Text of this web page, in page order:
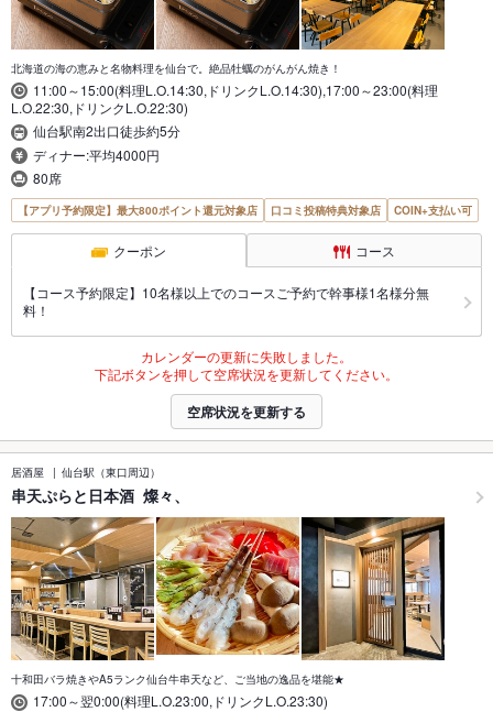
北海道の海の恵みと名物料理を仙台で。絶品牡蠣のがんがん焼き！
11:00～15:00(料理L.O.14:30,ドリンクL.O.14:30),17:00～23:00(料理
L.O.22:30,ドリンクL.O.22:30)
仙台駅南2出口徒歩約5分
ディナー:平均4000円
80席
【アプリ予約限定】最大800ポイント還元対象店 口コミ投稿特典対象店 COIN+支払い可
クーポン コース
【コース予約限定】10名様以上でのコースご予約で幹事様1名様分無
料！
カレンダーの更新に失敗しました。
下記ボタンを押して空席状況を更新してください。
空席状況を更新する
居酒屋 仙台駅（東口周辺）
串天ぷらと日本酒 燦々、
十和田バラ焼きやA5ランク仙台牛串天など、ご当地の逸品を堪能★
17:00～翌0:00(料理L.O.23:00,ドリンクL.O.23:30)